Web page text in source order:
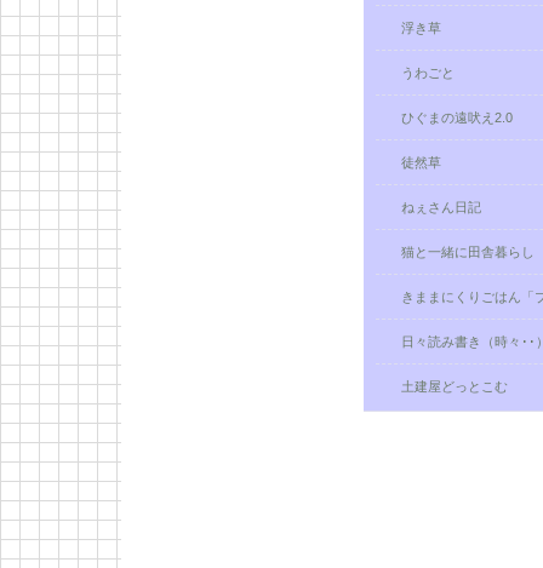
浮き草
うわごと
ひぐまの遠吠え2.0
徒然草
ねぇさん日記
猫と一緒に田舎暮らし
きままにくりごはん「
日々読み書き（時々･･
土建屋どっとこむ